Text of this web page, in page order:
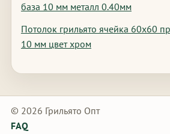
база 10 мм металл 0.40мм
Потолок грильято ячейка 60х60
10 мм цвет хром
© 2026 Грильято Опт
FAQ